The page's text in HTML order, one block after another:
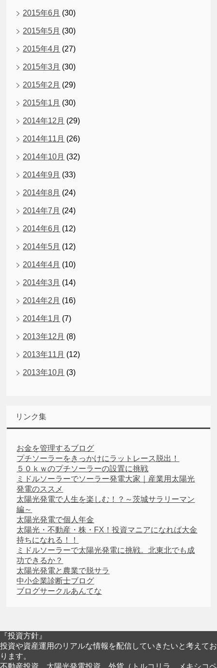
2015年6月 (30)
2015年5月 (30)
2015年4月 (27)
2015年3月 (30)
2015年2月 (29)
2015年1月 (30)
2014年12月 (29)
2014年11月 (26)
2014年10月 (32)
2014年9月 (33)
2014年8月 (24)
2014年7月 (24)
2014年6月 (12)
2014年5月 (12)
2014年4月 (10)
2014年3月 (14)
2014年2月 (16)
2014年1月 (7)
2013年12月 (8)
2013年11月 (12)
2013年10月 (3)
リンク集
お金を管理するブログ
プチソーラーをきっかけにラットレース脱出！
５０ｋｗのプチソーラーの設置に挑戦
ミドルソーラーでソーラー発電大家｜産業用太陽光
発電のススメ
太陽光発電で人生を楽しむ！？～茨城サラリーマン
編～
太陽光発電で個人年金
太陽光・不動産・株・FX！投資マニアになれば大金
持ちになれる！！
ミドルソーラーで太陽光発電に挑戦。北東北でも成
功できるか？
太陽光発電と農業で脱サラ
中小企業診断士ブログ
ブログサークルあんてな
『投資方針』
投資や資産運用のリアルな情報を配信していきたいと考えてお
ります。
不動産投資、太陽光発電投資、外貨（トルコリラ、メキシコペ